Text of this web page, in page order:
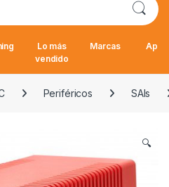
Lo más
vendido
Marcas
Periféricos SAIs
🔍